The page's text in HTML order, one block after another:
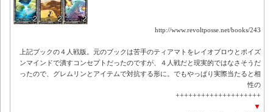
http://www.revoltposse.net/books/243
上記ブックの４人戦版。元のブックは苦手のティアマトをレイオブロウとポイズ
ンマインドで潰すコンセプトだったのですが、４人戦だと現実的ではなさそうだ
ったので、グレムリンとアイテムで対抗する形に。でもやっぱり実際当たると相
性の
++++++++++++++++++++
▼